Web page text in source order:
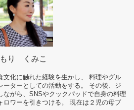
もり くみこ
文化に触れた経験を生かし、 料理やグル
ーターとしての活動をする。 その後、ジ
ながら、SNSやクックパッドで自身の料理
ロワーを引きつける。 現在は２児の母ブ